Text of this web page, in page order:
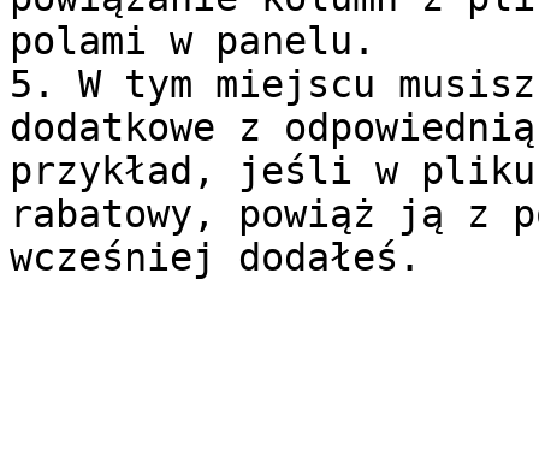
polami w panelu.
5. W tym miejscu
dodatkowe z
przykład, jeśli w pliku
rabatowy, powiąż ją z